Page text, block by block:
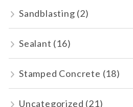
Sandblasting (2)
Sealant (16)
Stamped Concrete (18)
Uncategorized (21)